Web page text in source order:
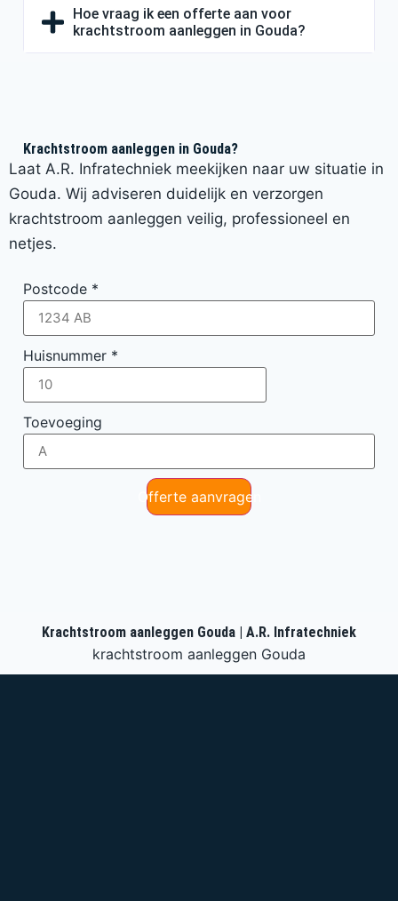
Hoe vraag ik een offerte aan voor
krachtstroom aanleggen in Gouda?
Krachtstroom aanleggen in Gouda?
Laat A.R. Infratechniek meekijken naar uw situatie in
Gouda. Wij adviseren duidelijk en verzorgen
krachtstroom aanleggen veilig, professioneel en
netjes.
Postcode *
Huisnummer *
Toevoeging
Offerte aanvragen
Krachtstroom aanleggen Gouda | A.R. Infratechniek
krachtstroom aanleggen Gouda